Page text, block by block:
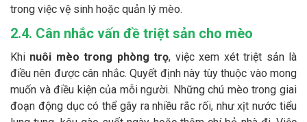
trong việc vệ sinh hoặc quản lý mèo.
2.4. Cân nhắc vấn đề triệt sản cho mèo
Khi nuôi mèo trong phòng trọ, việc xem xét triệt sản là
điều nên được cân nhắc. Quyết định này tùy thuộc vào mong
muốn và điều kiện của mỗi người. Những chú mèo trong giai
đoạn động dục có thể gây ra nhiều rắc rối, như xịt nước tiểu